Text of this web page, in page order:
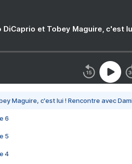
DiCaprio et Tobey Maguire, c'est
Maguire, c'est lui ! Rencontre avec
6
5
4